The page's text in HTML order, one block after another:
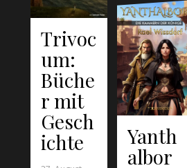
Trivoc
um:
Büche
r mit
Gesch
ichte
Yanth
albor